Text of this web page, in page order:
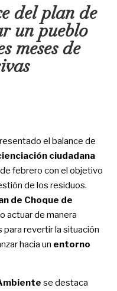
del plan de
un pueblo
meses de
el balance de
ciudadana
febrero con el objetivo
de los residuos.
de Choque de
actuar de manera
revertir la situación
hacia un entorno
se destaca